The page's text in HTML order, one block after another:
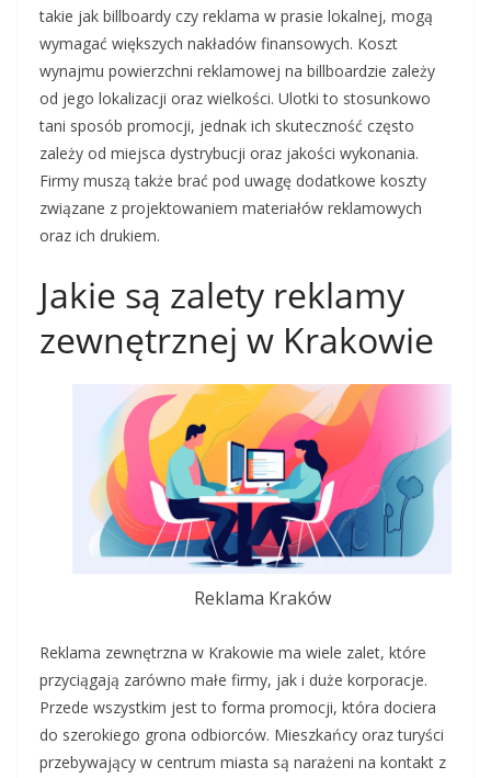
takie jak billboardy czy reklama w prasie lokalnej, mogą
wymagać większych nakładów finansowych. Koszt
wynajmu powierzchni reklamowej na billboardzie zależy
od jego lokalizacji oraz wielkości. Ulotki to stosunkowo
tani sposób promocji, jednak ich skuteczność często
zależy od miejsca dystrybucji oraz jakości wykonania.
Firmy muszą także brać pod uwagę dodatkowe koszty
związane z projektowaniem materiałów reklamowych
oraz ich drukiem.
Jakie są zalety reklamy
zewnętrznej w Krakowie
Reklama Kraków
Reklama zewnętrzna w Krakowie ma wiele zalet, które
przyciągają zarówno małe firmy, jak i duże korporacje.
Przede wszystkim jest to forma promocji, która dociera
do szerokiego grona odbiorców. Mieszkańcy oraz turyści
przebywający w centrum miasta są narażeni na kontakt z